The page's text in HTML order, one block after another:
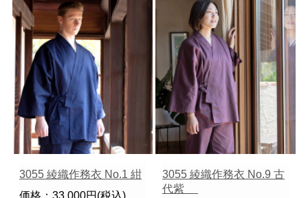
3055 綾織作務衣 No.1 紺
3055 綾織作務衣 No.9 古
代紫